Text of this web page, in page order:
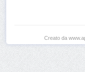
Creato da